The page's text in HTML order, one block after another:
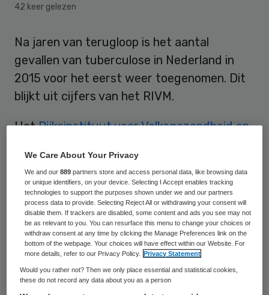
42 keer gelezen
Na jaren van terugloop is het aantal
gevallen van tuberculose in Nederland in
2015 voor het eerst weer toegenomen. Dit
blijkt uit cijfers van het RIVM.
HetRijksinstituut voor Volksgezondheid en
met tuberculose. In 2014 waren het er nog
814. Een belangrijke verklaring voor de
toename is migratie. Vaak werden deze
mensen al met de tbc-bacil besmet voordat
zij naar Nederland kwamen. Het is daarom
niet voldoende om de ziekte alleen in
Nederland te bestrijden.
We Care About Your Privacy
We and our889 partners store and access personal data, like browsing data
or unique identifiers, on your device. Selecting I Accept enables tracking
technologies to support the purposes shown under we and our partners
process data to provide. Selecting Reject All or withdrawing your consent will
disable them. If trackers are disabled, some content and ads you see may not
be as relevant to you. You can resurface this menu to change your choices or
withdraw consent at any time by clicking the Manage Preferences link on the
bottom of the webpage. Your choices will have effect within our Website. For
more details, refer to our Privacy Policy.
Privacy Statement
Would you rather not? Then we only place essential and statistical cookies,
these do not record any data about you as a person